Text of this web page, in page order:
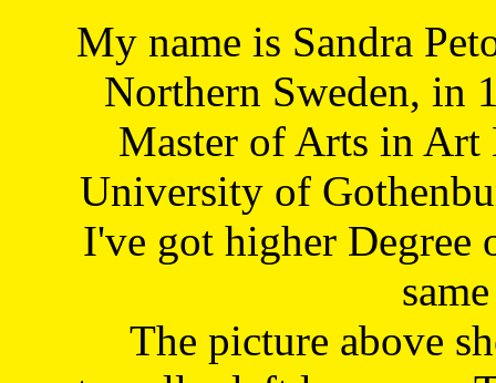
My name is Sandra
Northern Sweden, in
Master of Arts in Art
University of
I've got higher Degree
The picture above